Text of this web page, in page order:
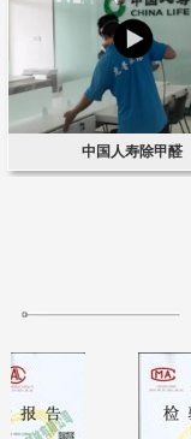
中国人寿除甲醛